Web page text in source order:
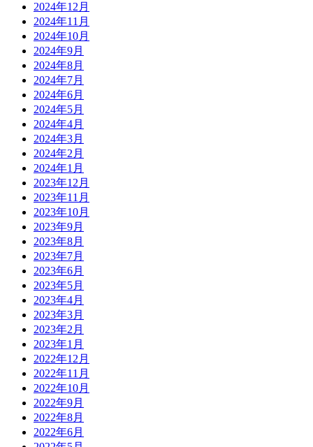
2024年12月
2024年11月
2024年10月
2024年9月
2024年8月
2024年7月
2024年6月
2024年5月
2024年4月
2024年3月
2024年2月
2024年1月
2023年12月
2023年11月
2023年10月
2023年9月
2023年8月
2023年7月
2023年6月
2023年5月
2023年4月
2023年3月
2023年2月
2023年1月
2022年12月
2022年11月
2022年10月
2022年9月
2022年8月
2022年6月